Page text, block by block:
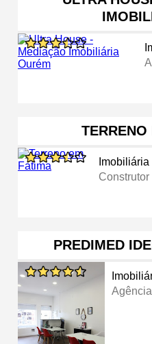
TERRENO
Imobiliária
Construtor
PREDIMED